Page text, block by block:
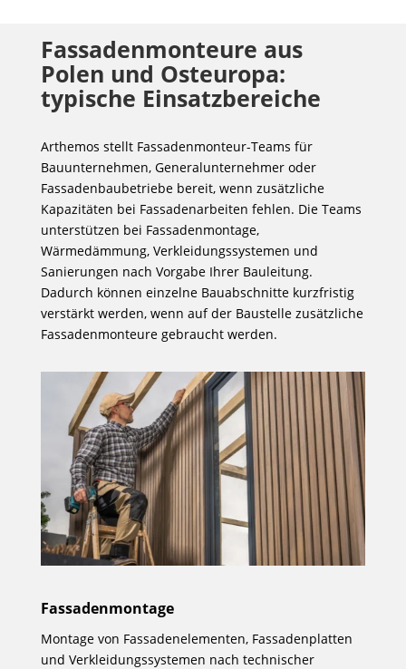
Fassadenmonteure aus
Polen und Osteuropa:
typische Einsatzbereiche
Arthemos stellt Fassadenmonteur-Teams für
Bauunternehmen, Generalunternehmer oder
Fassadenbaubetriebe bereit, wenn zusätzliche
Kapazitäten bei Fassadenarbeiten fehlen. Die Teams
unterstützen bei Fassadenmontage,
Wärmedämmung, Verkleidungssystemen und
Sanierungen nach Vorgabe Ihrer Bauleitung.
Dadurch können einzelne Bauabschnitte kurzfristig
verstärkt werden, wenn auf der Baustelle zusätzliche
Fassadenmonteure gebraucht werden.
Fassadenmontage
Montage von Fassadenelementen, Fassadenplatten
und Verkleidungssystemen nach technischer